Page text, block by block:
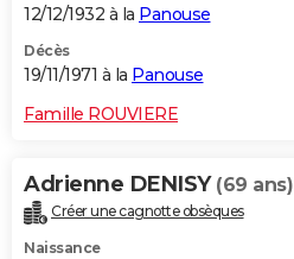
12/12/1932 à la Panouse
Décès
19/11/1971 à la Panouse
Famille ROUVIERE
Adrienne DENISY (69 ans)
Créer une cagnotte obsèques
Naissance